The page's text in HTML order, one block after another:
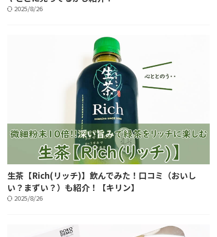
2025/8/26
生茶【Rich(リッチ)】飲んでみた！口コミ（おいし
い？まずい？）も紹介！【キリン】
2025/8/26